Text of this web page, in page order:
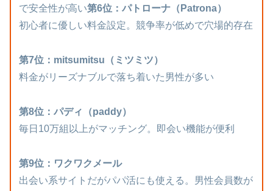
で安全性が高い第6位：パトローナ（Patrona）
初心者に優しい料金設定。競争率が低めで穴場的存在
第7位：mitsumitsu（ミツミツ）
料金がリーズナブルで落ち着いた男性が多い
第8位：パディ（paddy）
毎日10万組以上がマッチング。即会い機能が便利
第9位：ワクワクメール
出会い系サイトだがパパ活にも使える。男性会員数が